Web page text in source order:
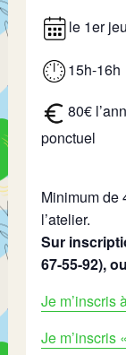
le 1er
15h-16h
80€
ponctuel
Minimum de
l’atelier.
Sur
67-55-92),
Je m’inscris
Je m’inscris